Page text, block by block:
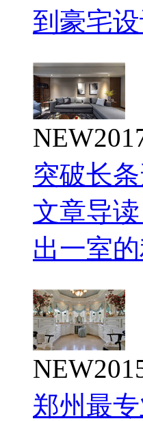
到豪宅
NEW
突破长
文章导
出一室
NEW
郑州最